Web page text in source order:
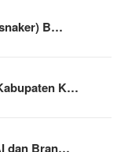
B…
K…
dan Bran…